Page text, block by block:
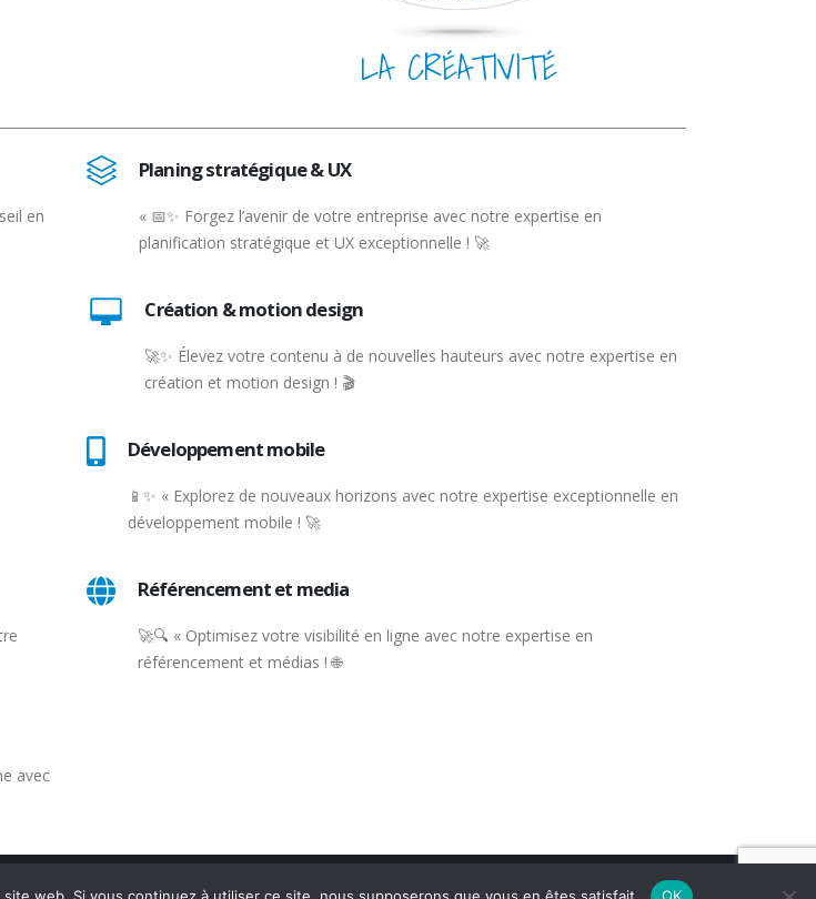
LA CRÉATIVITÉ
en
Planing stratégique & UX
« 📅✨ Forgez l’avenir de votre entreprise avec notre expertise en
planification stratégique et UX exceptionnelle ! 🚀
Création & motion design
🚀✨ Élevez votre contenu à de nouvelles hauteurs avec notre expertise en
création et motion design ! 🎬
Développement mobile
📱✨ « Explorez de nouveaux horizons avec notre expertise exceptionnelle en
développement mobile ! 🚀
Référencement et media
🚀🔍 « Optimisez votre visibilité en ligne avec notre expertise en
référencement et médias ! 🌐
avec